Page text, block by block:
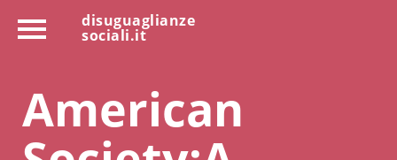
disuguaglianze
sociali.it
American